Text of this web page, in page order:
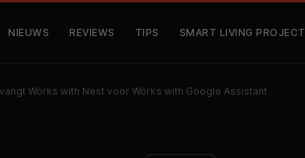
NIEUWS REVIEWS TIPS SMART LIVING PROJECT
Works with Nest voor Works with Google Assistant